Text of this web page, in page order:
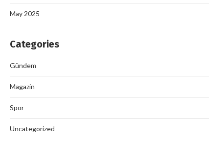
May 2025
Categories
Gündem
Magazin
Spor
Uncategorized